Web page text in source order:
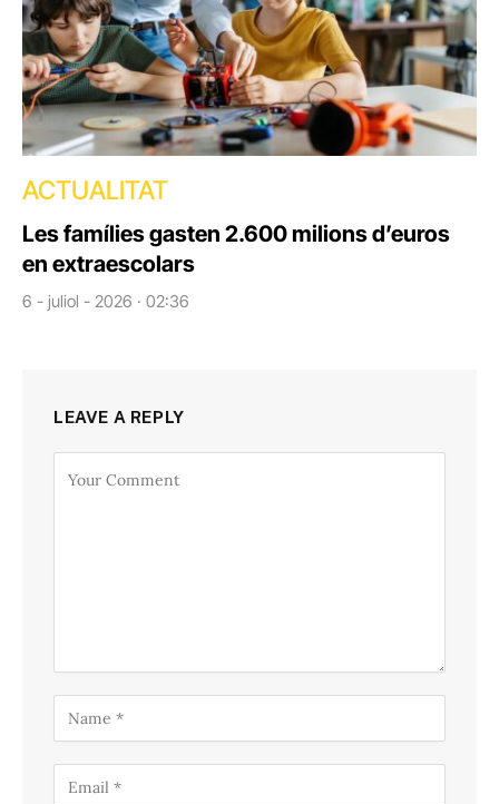
ACTUALITAT
Les famílies gasten 2.600 milions d’euros
en extraescolars
6 - juliol - 2026 · 02:36
LEAVE A REPLY